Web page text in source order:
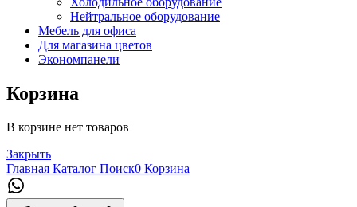
Нейтральное оборудование
Мебель для офиса
Для магазина цветов
Экономпанели
Корзина
В корзине нет товаров
Закрыть
Главная Каталог Поиск0 Корзина